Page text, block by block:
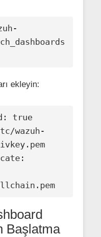
ekleyin:
true
wazuh-
dashboard/certs/fullchain.pem
Başlatma